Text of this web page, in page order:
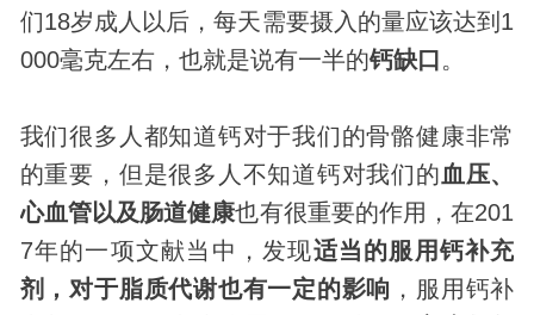
们18岁成人以后，每天需要摄入的量应该达到1
000毫克左右，也就是说有一半的钙缺口 。
我们很多人都知道钙对于我们的骨骼健康非常
的重要，但是很多人不知道钙对我们的血压、
心血管以及肠道健康也有很重要的作用，在201
7年的一项文献当中，发现适当的服用钙补充
剂，对于脂质代谢也有一定的影响 ，服用钙补